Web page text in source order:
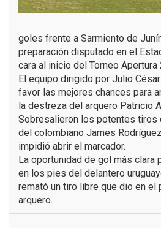
goles frente a Sarmiento de
preparación disputado en el
cara al inicio del Torneo Apertura
El equipo dirigido por Julio
favor las mejores chances para
la destreza del arquero Patricio
Sobresalieron los potentes tiros
del colombiano James
impidió abrir el marcador.
La oportunidad de gol más clara
en los pies del delantero
remató un tiro libre que dio en el
arquero.